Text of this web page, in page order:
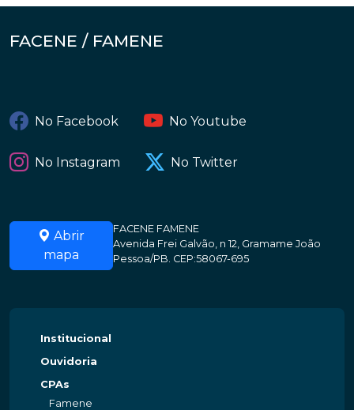
FACENE / FAMENE
No Facebook No Youtube
No Instagram No Twitter
Abrir
mapa
FACENE FAMENE
Avenida Frei Galvão, n 12, Gramame João
Pessoa/PB. CEP:58067-695
Institucional
Ouvidoria
CPAs
Famene